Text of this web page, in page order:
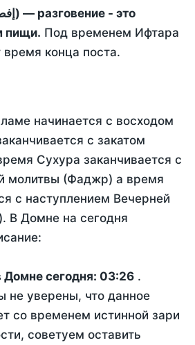
пищи. Под временем Ифтара
конца поста.
начинается с восходом
с закатом
Сухура заканчивается с
молитвы (Фаджр) а время
с наступлением Вечерней
В Домне на сегодня
сегодня: 03:26 .
уверены, что данное
со временем истинной зари
советуем оставить